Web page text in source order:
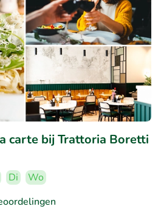
carte bij Trattoria Boretti
Di
Wo